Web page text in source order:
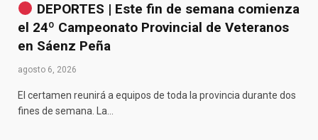
DEPORTES | Este fin de semana comienza
el 24º Campeonato Provincial de Veteranos
en Sáenz Peña
agosto 6, 2026
El certamen reunirá a equipos de toda la provincia durante dos
fines de semana. La…